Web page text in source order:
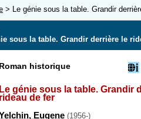
> Le génie sous la table. Grandir
sous la table. Grandir derrière le
Roman historique
Le génie sous la table. Grandir
rideau de fer
Eugene (1956-)